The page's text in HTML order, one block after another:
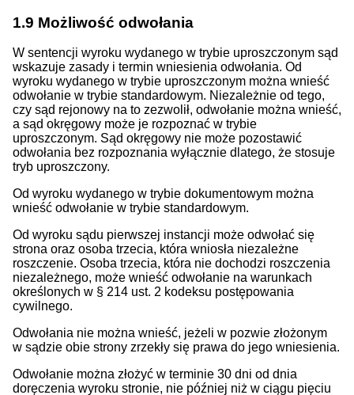
1.9 Możliwość odwołania
W sentencji wyroku wydanego w trybie uproszczonym sąd
wskazuje zasady i termin wniesienia odwołania. Od
wyroku wydanego w trybie uproszczonym można wnieść
odwołanie w trybie standardowym. Niezależnie od tego,
czy sąd rejonowy na to zezwolił, odwołanie można wnieść,
a sąd okręgowy może je rozpoznać w trybie
uproszczonym. Sąd okręgowy nie może pozostawić
odwołania bez rozpoznania wyłącznie dlatego, że stosuje
tryb uproszczony.
Od wyroku wydanego w trybie dokumentowym można
wnieść odwołanie w trybie standardowym.
Od wyroku sądu pierwszej instancji może odwołać się
strona oraz osoba trzecia, która wniosła niezależne
roszczenie. Osoba trzecia, która nie dochodzi roszczenia
niezależnego, może wnieść odwołanie na warunkach
określonych w § 214 ust. 2 kodeksu postępowania
cywilnego.
Odwołania nie można wnieść, jeżeli w pozwie złożonym
w sądzie obie strony zrzekły się prawa do jego wniesienia.
Odwołanie można złożyć w terminie 30 dni od dnia
doręczenia wyroku stronie, nie później niż w ciągu pięciu